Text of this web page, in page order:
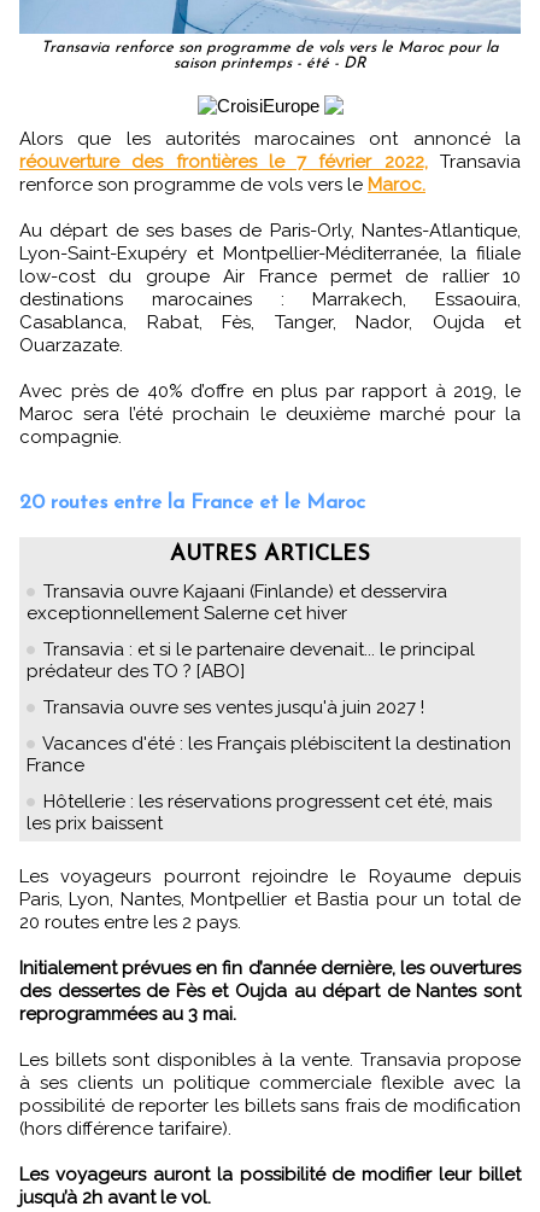
Transavia renforce son programme de vols vers le Maroc pour la
saison printemps - été - DR
Alors que les autorités marocaines ont annoncé la
réouverture des frontières le 7 février 2022,Transavia
renforce son programme de vols vers le Maroc.
Au départ de ses bases de Paris-Orly, Nantes-Atlantique,
Lyon-Saint-Exupéry et Montpellier-Méditerranée, la filiale
low-cost du groupe Air France permet de rallier 10
destinations marocaines : Marrakech, Essaouira,
Casablanca, Rabat, Fès, Tanger, Nador, Oujda et
Ouarzazate.
Avec près de 40% d’offre en plus par rapport à 2019, le
Maroc sera l’été prochain le deuxième marché pour la
compagnie.
20 routes entre la France et le Maroc
AUTRES ARTICLES
Transavia ouvre Kajaani (Finlande) et desservira
exceptionnellement Salerne cet hiver
Transavia : et si le partenaire devenait... le principal
prédateur des TO ? [ABO]
Transavia ouvre ses ventes jusqu'à juin 2027 !
Vacances d'été : les Français plébiscitent la destination
France
Hôtellerie : les réservations progressent cet été, mais
les prix baissent
Les voyageurs pourront rejoindre le Royaume depuis
Paris, Lyon, Nantes, Montpellier et Bastia pour un total de
20 routes entre les 2 pays.
Initialement prévues en fin d’année dernière, les ouvertures
des dessertes de Fès et Oujda au départ de Nantes sont
reprogrammées au 3 mai.
Les billets sont disponibles à la vente. Transavia propose
à ses clients un politique commerciale flexible avec la
possibilité de reporter les billets sans frais de modification
(hors différence tarifaire).
Les voyageurs auront la possibilité de modifier leur billet
jusqu’à 2h avant le vol.